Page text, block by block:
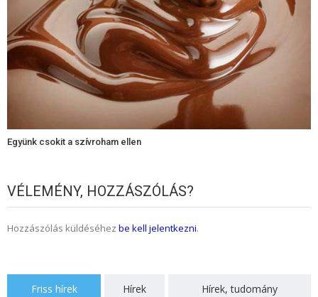
Együnk csokit a szívroham ellen
VÉLEMÉNY, HOZZÁSZÓLÁS?
Hozzászólás küldéséhez be kell jelentkezni.
Friss hírek Hírek Hírek, tudomány